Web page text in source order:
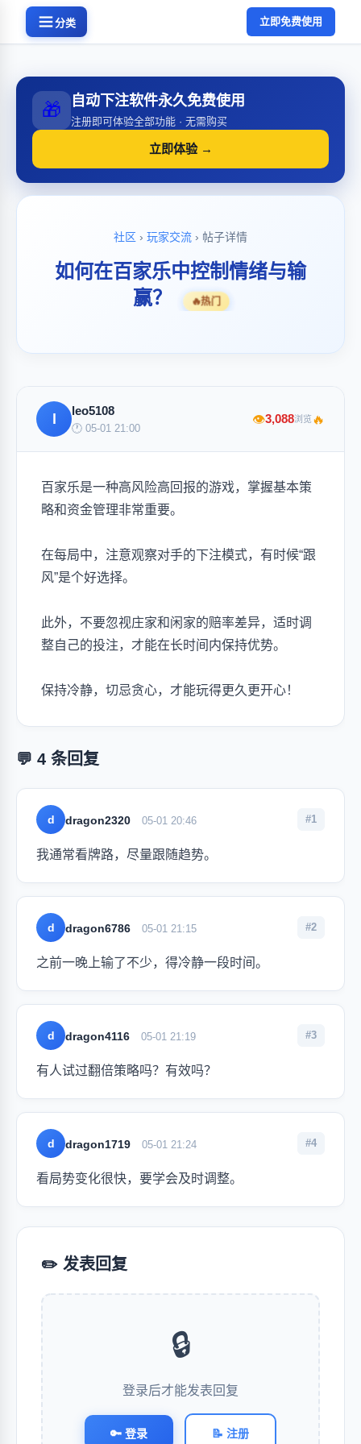
分类 立即免费使用
🎁 自动下注软件永久免费使用
注册即可体验全部功能 · 无需购买
立即体验 →
社区 › 玩家交流 › 帖子详情
如何在百家乐中控制情绪与输
赢？
🔥热门
leo5108
🕐 05-01 21:00
👁3,088浏览🔥
百家乐是一种高风险高回报的游戏，掌握基本策
略和资金管理非常重要。
在每局中，注意观察对手的下注模式，有时候“跟
风”是个好选择。
此外，不要忽视庄家和闲家的赔率差异，适时调
整自己的投注，才能在长时间内保持优势。
保持冷静，切忌贪心，才能玩得更久更开心！
💬 4 条回复
d dragon2320 05-01 20:46 #1
我通常看牌路，尽量跟随趋势。
d dragon6786 05-01 21:15 #2
之前一晚上输了不少，得冷静一段时间。
d dragon4116 05-01 21:19 #3
有人试过翻倍策略吗？有效吗？
d dragon1719 05-01 21:24 #4
看局势变化很快，要学会及时调整。
✏️ 发表回复
🔒
登录后才能发表回复
🔑 登录 📝 注册